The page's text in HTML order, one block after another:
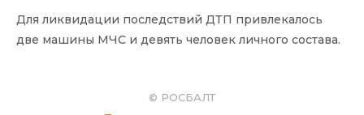
Для ликвидации последствий ДТП привлекалось
две машины МЧС и девять человек личного состава.
© РОСБАЛТ